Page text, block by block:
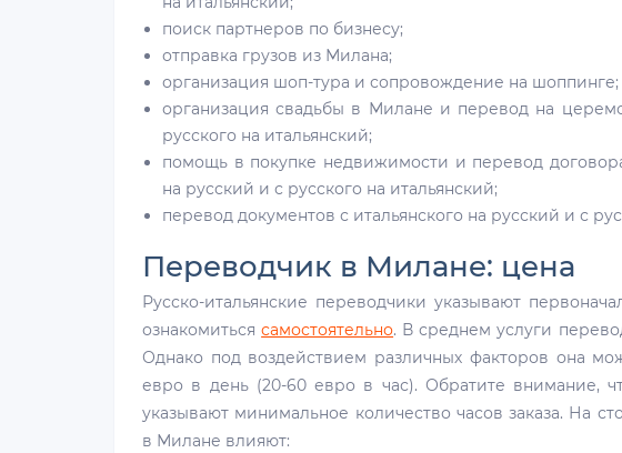
поиск партнеров по бизнесу;
отправка грузов из Милана;
организация шоп-тура и сопровождение на шоппинге;
организация свадьбы в Милане и перевод на
русского на итальянский;
помощь в покупке недвижимости и перевод
на русский и с русского на итальянский;
перевод документов с итальянского на русский и с
Переводчик в Милане: цена
Русско-итальянские переводчики указывают
ознакомитьсясамостоятельно. В среднем услуги
Однако под воздействием различных факторов она
евро в день (20-60 евро в час). Обратите внимание,
указывают минимальное количество часов заказа. На
в Милане влияют: